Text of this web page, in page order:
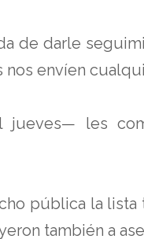
de darle
envíen
les
pública la
también a